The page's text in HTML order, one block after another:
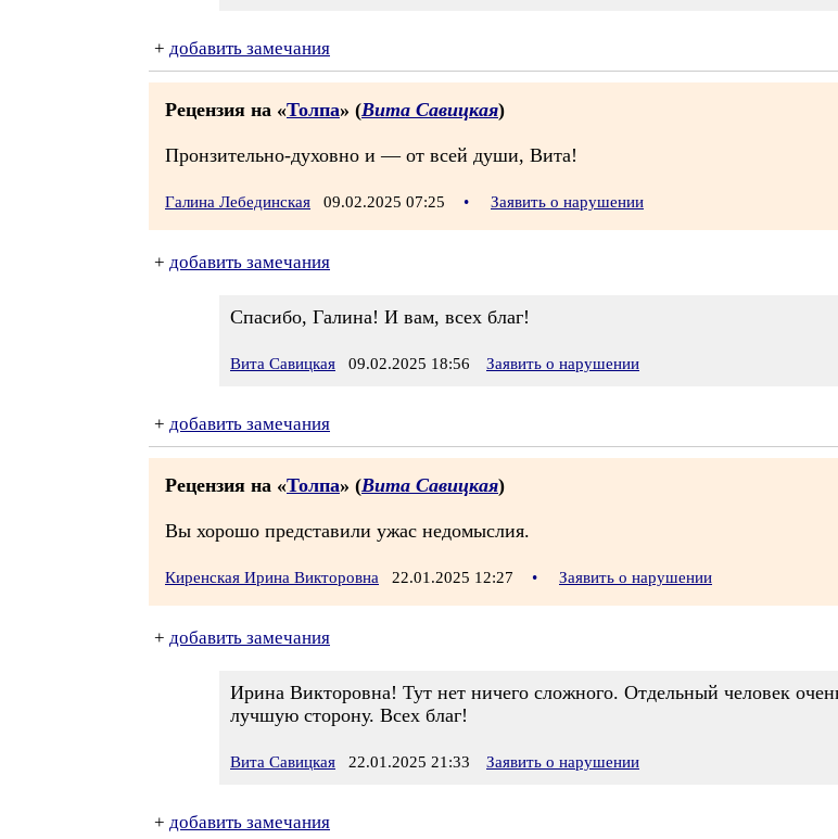
+ добавить замечания
Рецензия на «Толпа» (Вита Савицкая)
Пронзительно-духовно и — от всей души, Вита!
Галина Лебединская 09.02.2025 07:25 • Заявить о нарушении
+ добавить замечания
Спасибо, Галина! И вам, всех благ!
Вита Савицкая 09.02.2025 18:56 Заявить о нарушении
+ добавить замечания
Рецензия на «Толпа» (Вита Савицкая)
Вы хорошо представили ужас недомыслия.
Киренская Ирина Викторовна 22.01.2025 12:27 • Заявить о нарушении
+ добавить замечания
Ирина Викторовна! Тут нет ничего сложного. Отдельный человек
лучшую сторону. Всех благ!
Вита Савицкая 22.01.2025 21:33 Заявить о нарушении
+ добавить замечания